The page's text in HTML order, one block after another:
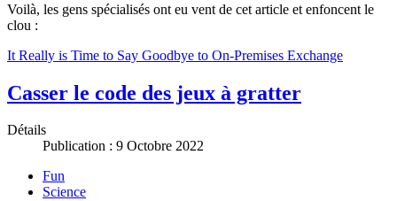
Voilà, les gens spécialisés ont eu vent de cet article et enfoncent le
clou :
It Really is Time to Say Goodbye to On-Premises Exchange
Casser le code des jeux à gratter
Détails
Publication : 9 Octobre 2022
Fun
Science